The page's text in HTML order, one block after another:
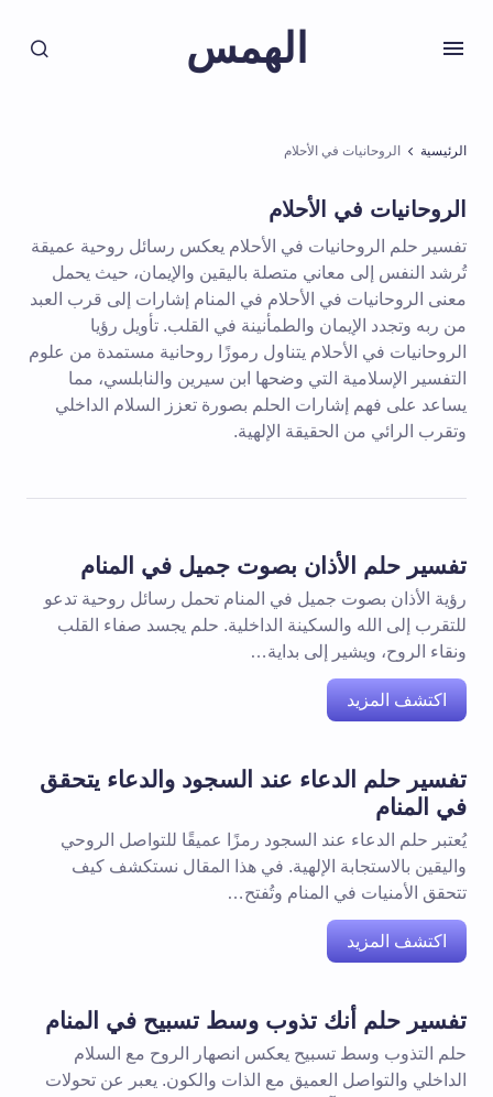
الهمس
الرئيسية الروحانيات في الأحلام
الروحانيات في الأحلام
تفسير حلم الروحانيات في الأحلام يعكس رسائل روحية عميقة
تُرشد النفس إلى معاني متصلة باليقين والإيمان، حيث يحمل
معنى الروحانيات في الأحلام في المنام إشارات إلى قرب العبد
من ربه وتجدد الإيمان والطمأنينة في القلب. تأويل رؤيا
الروحانيات في الأحلام يتناول رموزًا روحانية مستمدة من علوم
التفسير الإسلامية التي وضحها ابن سيرين والنابلسي، مما
يساعد على فهم إشارات الحلم بصورة تعزز السلام الداخلي
وتقرب الرائي من الحقيقة الإلهية.
تفسير حلم الأذان بصوت جميل في المنام
رؤية الأذان بصوت جميل في المنام تحمل رسائل روحية تدعو
للتقرب إلى الله والسكينة الداخلية. حلم يجسد صفاء القلب
ونقاء الروح، ويشير إلى بداية…
اكتشف المزيد
تفسير حلم الدعاء عند السجود والدعاء يتحقق
في المنام
يُعتبر حلم الدعاء عند السجود رمزًا عميقًا للتواصل الروحي
واليقين بالاستجابة الإلهية. في هذا المقال نستكشف كيف
تتحقق الأمنيات في المنام وتُفتح…
اكتشف المزيد
تفسير حلم أنك تذوب وسط تسبيح في المنام
حلم التذوب وسط تسبيح يعكس انصهار الروح مع السلام
الداخلي والتواصل العميق مع الذات والكون. يعبر عن تحولات